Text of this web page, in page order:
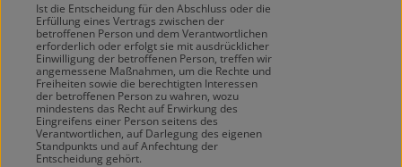
Ist die Entscheidung für den Abschluss oder die
Erfüllung eines Vertrags zwischen der
betroffenen Person und dem Verantwortlichen
erforderlich oder erfolgt sie mit ausdrücklicher
Einwilligung der betroffenen Person, treffen wir
angemessene Maßnahmen, um die Rechte und
Freiheiten sowie die berechtigten Interessen
der betroffenen Person zu wahren, wozu
mindestens das Recht auf Erwirkung des
Eingreifens einer Person seitens des
Verantwortlichen, auf Darlegung des eigenen
Standpunkts und auf Anfechtung der
Entscheidung gehört.